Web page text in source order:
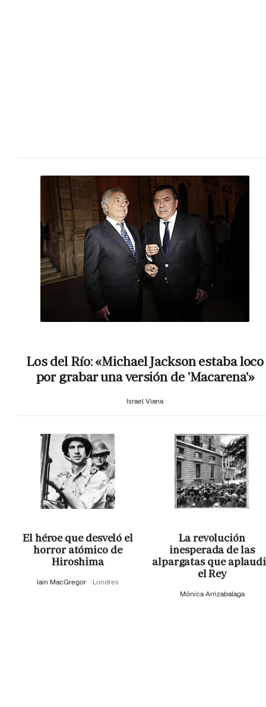
Los del Río: «Michael Jackson estaba loco
por grabar una versión de 'Macarena'»
Israel Viana
El héroe que desveló el
horror atómico de
Hiroshima
Iain MacGregor Londres
La revolución
inesperada de las
alpargatas que
el Rey
Mónica Arrizabalaga